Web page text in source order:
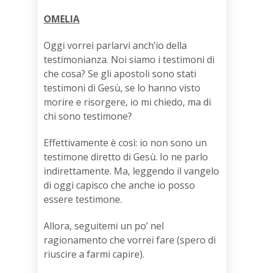
OMELIA
Oggi vorrei parlarvi anch’io della
testimonianza. Noi siamo i testimoni di
che cosa? Se gli apostoli sono stati
testimoni di Gesù, se lo hanno visto
morire e risorgere, io mi chiedo, ma di
chi sono testimone?
Effettivamente è così: io non sono un
testimone diretto di Gesù. Io ne parlo
indirettamente. Ma, leggendo il vangelo
di oggi capisco che anche io posso
essere testimone.
Allora, seguitemi un po’ nel
ragionamento che vorrei fare (spero di
riuscire a farmi capire).